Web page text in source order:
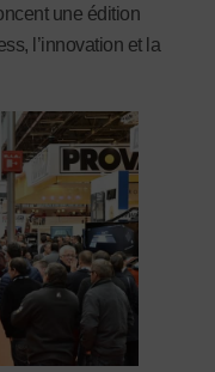
une édition
l’innovation et la